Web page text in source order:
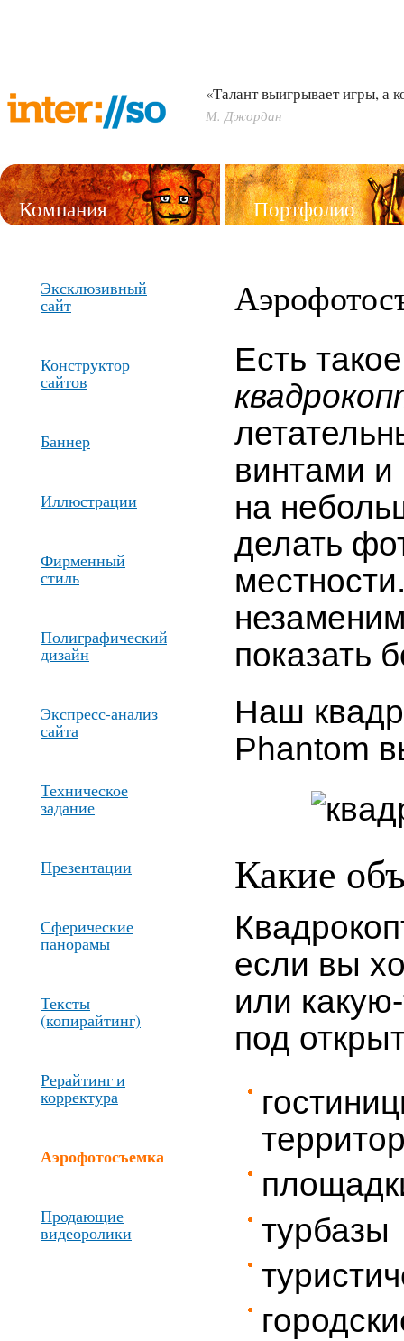
«Талант выигрывает игры, а
М. Джордан
Компания Портфолио
Услуги
Эксклюзивный
сайт
Конструктор
сайтов
Баннер
Иллюстрации
Фирменный
стиль
Полиграфический
дизайн
Экспресс-анализ
сайта
Техническое
задание
Презентации
Сферические
панорамы
Тексты
(копирайтинг)
Рерайтинг и
корректура
Аэрофотосъемка
Продающие
видеоролики
Есть
винтами
на
делать
показать
Наш
Phantom
Какие
если вы
или
под
турбазы